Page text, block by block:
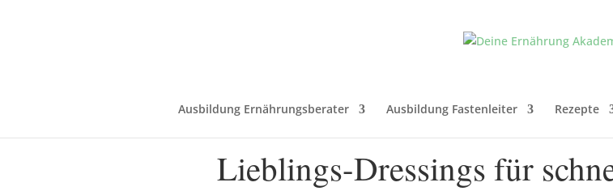
Ausbildung Ernährungsberater Ausbildung Fastenleiter Rezepte
Lieblings-Dressings für